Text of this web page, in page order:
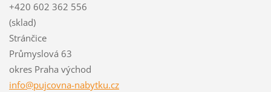
+420 602 362 556
(sklad)
Stránčice
Průmyslová 63
okres Praha východ
info@pujcovna-nabytku.cz